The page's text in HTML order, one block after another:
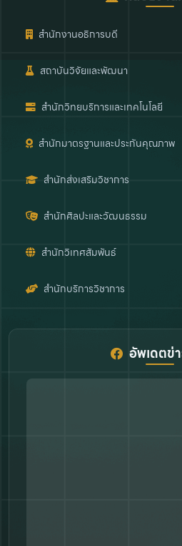
สำนักงานอธิการบดี
สถาบันวิจัยและพัฒนา
สำนักวิทยบริการและเทคโนโลยี
สำนักมาตรฐานและประกันคุณภาพ
สำนักส่งเสริมวิชาการ
สำนักศิลปะและวัฒนธรรม
สำนักวิเทศสัมพันธ์
สำนักบริการวิชาการ
อัพเดตข่